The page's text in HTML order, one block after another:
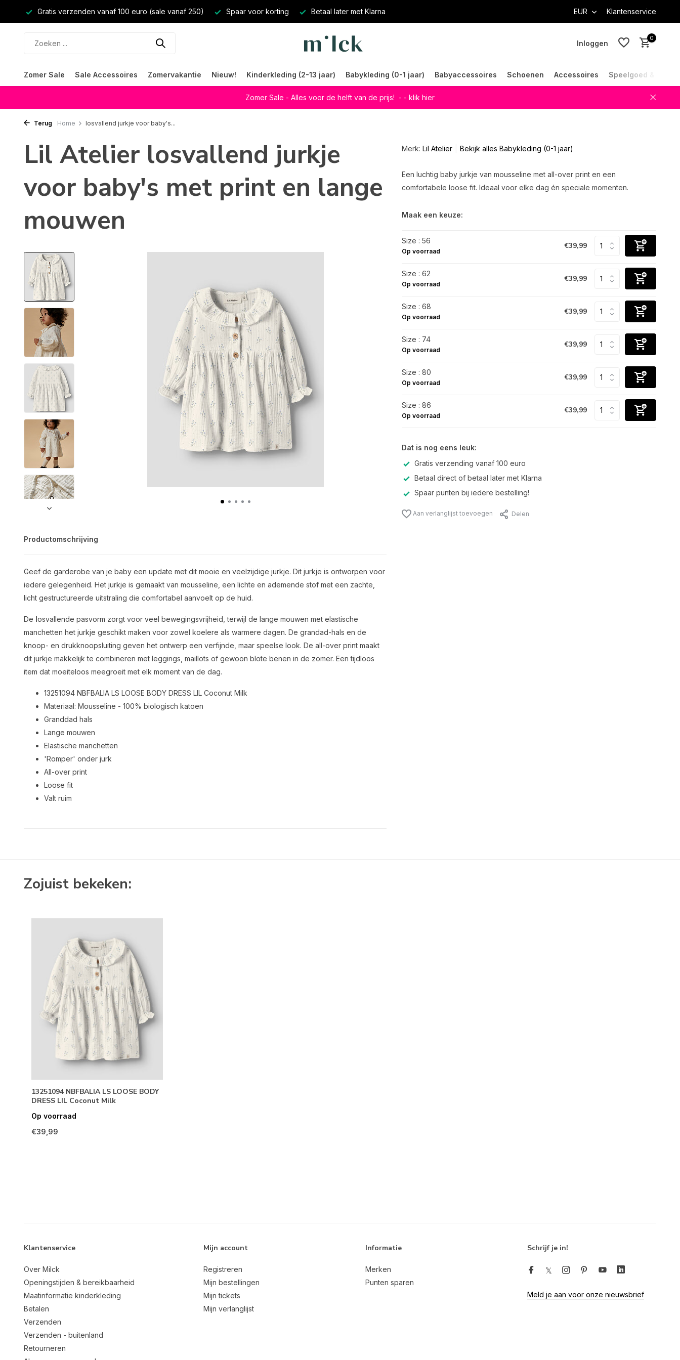
Gratis verzenden vanaf 100 euro (sale vanaf 250) Spaar voor korting Betaal later met Klarna EUR Klantenservice
Inloggen
0
Zomer Sale Sale Accessoires Zomervakantie Nieuw! Kinderkleding (2-13 jaar) Babykleding (0-1 jaar) Babyaccessoires Schoenen Accessoires Speelgoed &
Zomer Sale - Alles voor de helft van de prijs! - - klik hier
Terug Home losvallend jurkje voor baby's...
Lil Atelier losvallend jurkje
voor baby's met print en lange
mouwen
Productomschrijving
Geef de garderobe van je baby een update met dit mooie en veelzijdige jurkje. Dit jurkje is ontworpen voor
iedere gelegenheid. Het jurkje is gemaakt van mousseline, een lichte en ademende stof met een zachte,
licht gestructureerde uitstraling die comfortabel aanvoelt op de huid.
De losvallende pasvorm zorgt voor veel bewegingsvrijheid, terwijl de lange mouwen met elastische
manchetten het jurkje geschikt maken voor zowel koelere als warmere dagen. De grandad-hals en de
knoop- en drukknoopsluiting geven het ontwerp een verfijnde, maar speelse look. De all-over print maakt
dit jurkje makkelijk te combineren met leggings, maillots of gewoon blote benen in de zomer. Een tijdloos
item dat moeiteloos meegroeit met elk moment van de dag.
13251094 NBFBALIA LS LOOSE BODY DRESS LIL Coconut Milk
Materiaal: Mousseline - 100% biologisch katoen
Granddad hals
Lange mouwen
Elastische manchetten
'Romper' onder jurk
All-over print
Loose fit
Valt ruim
Merk: Lil Atelier Bekijk alles Babykleding (0-1 jaar)
Een luchtig baby jurkje van mousseline met all-over print en een
comfortabele loose fit. Ideaal voor elke dag én speciale momenten.
Maak een keuze:
Size : 56
Op voorraad
€39,99
Size : 62
Op voorraad
€39,99
Size : 68
Op voorraad
€39,99
Size : 74
Op voorraad
€39,99
Size : 80
Op voorraad
€39,99
Size : 86
Op voorraad
€39,99
Dat is nog eens leuk:
Gratis verzending vanaf 100 euro
Betaal direct of betaal later met Klarna
Spaar punten bij iedere bestelling!
Aan verlanglijst toevoegen Delen
Zojuist bekeken:
13251094 NBFBALIA LS LOOSE BODY
DRESS LIL Coconut Milk
Op voorraad
€39,99
Klantenservice
Over Milck
Openingstijden & bereikbaarheid
Maatinformatie kinderkleding
Betalen
Verzenden
Verzenden - buitenland
Retourneren
Mijn account
Registreren
Mijn bestellingen
Mijn tickets
Mijn verlanglijst
Informatie
Merken
Punten sparen
Schrijf je in!
Meld je aan voor onze nieuwsbrief